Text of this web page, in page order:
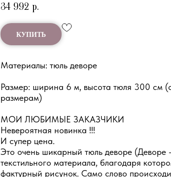
34 992 р.
КУПИТЬ
Материалы: тюль деворе
Размер: ширина 6 м, высота тюля 300 см
размерам)
МОИ ЛЮБИМЫЕ ЗАКАЗЧИКИ
Невероятная новинка !!!
И супер цена.
Это очень шикарный тюль деворе (Деворе
текстильного материала, благодаря
фактурный рисунок. Само слово